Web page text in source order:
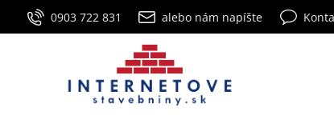
0903 722 831 alebo nám napíšte